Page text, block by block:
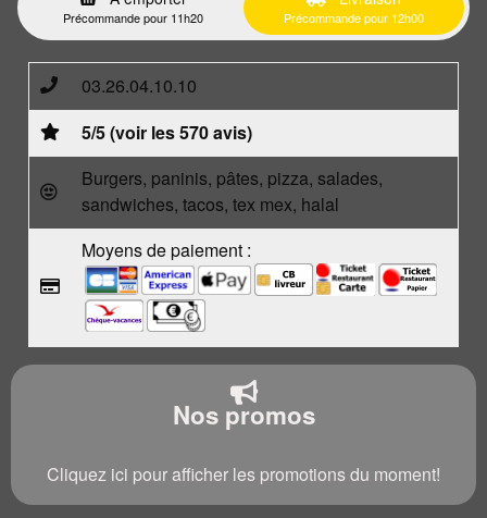
Précommande pour 11h20 Précommande pour 12h00
03.26.04.10.10
5/5 (voir les 570 avis)
Burgers, paninis, pâtes, pizza, salades,
sandwiches, tacos, tex mex, halal
Moyens de paiement :
Nos promos
Cliquez ici pour afficher les promotions du moment!